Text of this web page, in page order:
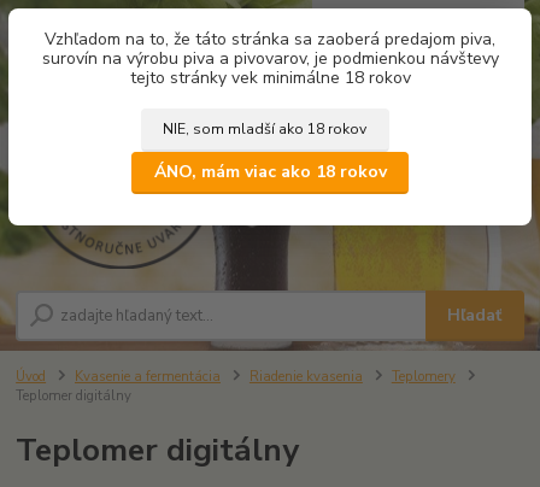
Vzhľadom na to, že táto stránka sa zaoberá predajom piva,
surovín na výrobu piva a pivovarov, je podmienkou návštevy
tejto stránky vek minimálne 18 rokov
NIE, som mladší ako 18 rokov
ÁNO, mám viac ako 18 rokov
Hľadať
za0,00 €
Úvod Kvasenie a fermentácia Riadenie kvasenia
Teplomery
Teplomer digitálny
Teplomer digitálny